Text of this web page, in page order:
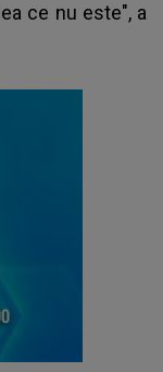
ce nu este", a